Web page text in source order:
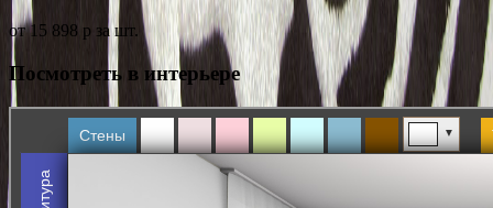
от 15 898 p за шт.
Посмотреть в интерьере